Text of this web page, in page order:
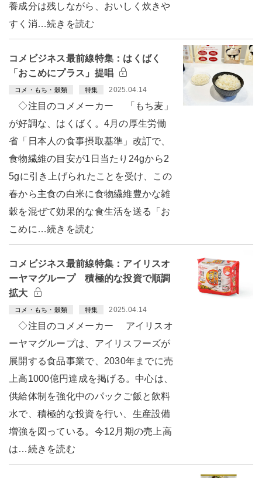
養成分は残しながら、おいしく炊きや
すく消…続きを読む
コメビジネス最前線特集：はくばく
「おこめにプラス」提唱
コメ・もち・穀類 特集 2025.04.14
◇注目のコメメーカー 「もち麦」
が好調な、はくばく。4月の厚生労働
省「日本人の食事摂取基準」改訂で、
食物繊維の目安が1日当たり24gから2
5gに引き上げられたことを受け、この
春から主食の白米に食物繊維豊かな雑
穀を混ぜて効果的な食生活を送る「お
こめに…続きを読む
コメビジネス最前線特集：アイリスオ
ーヤマグループ 積極的な投資で順調
拡大
コメ・もち・穀類 特集 2025.04.14
◇注目のコメメーカー アイリスオ
ーヤマグループは、アイリスフーズが
展開する食品事業で、2030年までに売
上高1000億円達成を掲げる。中心は、
供給体制を強化中のパックご飯と飲料
水で、積極的な投資を行い、生産設備
増強を図っている。今12月期の売上高
は…続きを読む